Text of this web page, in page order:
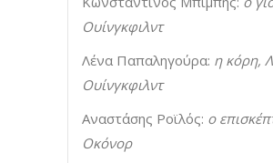
Ουίνγκφιλντ
Λένα Παπαληγούρα: η κόρη,
Ουίνγκφιλντ
Αναστάσης Ροϊλός: ο
Οκόνορ